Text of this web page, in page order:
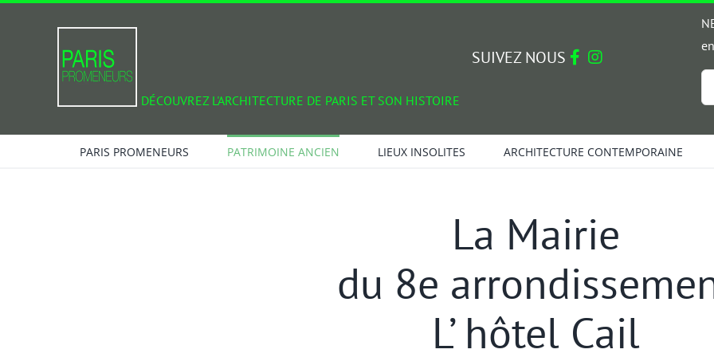
DÉCOUVREZ L'ARCHITECTURE DE PARIS ET SON HISTOIRE
SUIVEZ NOUS
*
PARIS PROMENEURS PATRIMOINE ANCIEN LIEUX INSOLITES ARCHITECTURE CONTEMPORAINE
La Mairie
du 8e
L’ hôtel Cail